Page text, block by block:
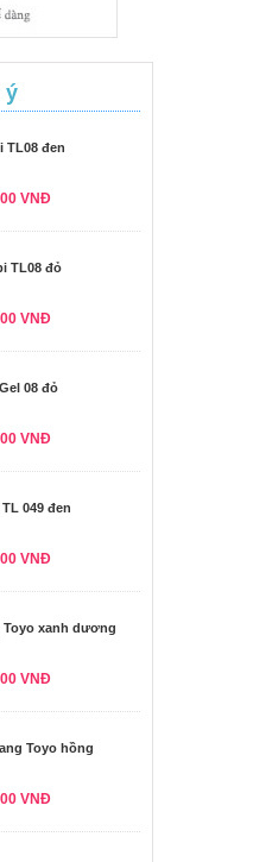
ý
TL08 đen
VNĐ
TL08 đỏ
VNĐ
08 đỏ
VNĐ
049 đen
VNĐ
Toyo xanh dương
VNĐ
Toyo hồng
VNĐ